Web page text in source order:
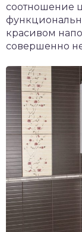
соотношение
красивом
совершенно